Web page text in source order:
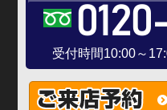
受付時間10:00～